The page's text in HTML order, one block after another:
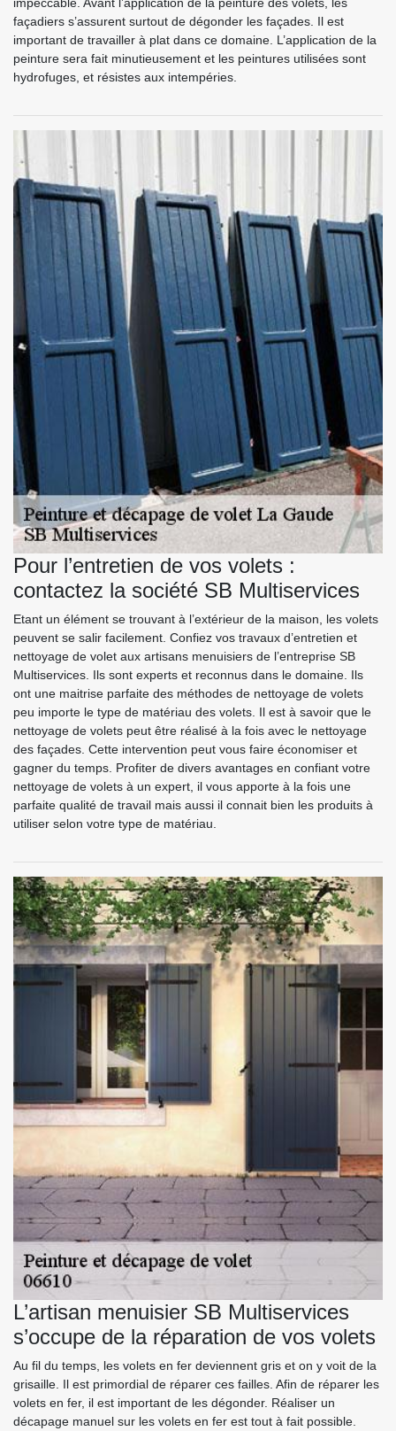
impeccable. Avant l’application de la peinture des volets, les
façadiers s’assurent surtout de dégonder les façades. Il est
important de travailler à plat dans ce domaine. L’application de la
peinture sera fait minutieusement et les peintures utilisées sont
hydrofuges, et résistes aux intempéries.
Pour l’entretien de vos volets :
contactez la société SB Multiservices
Etant un élément se trouvant à l’extérieur de la maison, les volets
peuvent se salir facilement. Confiez vos travaux d’entretien et
nettoyage de volet aux artisans menuisiers de l’entreprise SB
Multiservices. Ils sont experts et reconnus dans le domaine. Ils
ont une maitrise parfaite des méthodes de nettoyage de volets
peu importe le type de matériau des volets. Il est à savoir que le
nettoyage de volets peut être réalisé à la fois avec le nettoyage
des façades. Cette intervention peut vous faire économiser et
gagner du temps. Profiter de divers avantages en confiant votre
nettoyage de volets à un expert, il vous apporte à la fois une
parfaite qualité de travail mais aussi il connait bien les produits à
utiliser selon votre type de matériau.
L’artisan menuisier SB Multiservices
s’occupe de la réparation de vos volets
Au fil du temps, les volets en fer deviennent gris et on y voit de la
grisaille. Il est primordial de réparer ces failles. Afin de réparer les
volets en fer, il est important de les dégonder. Réaliser un
décapage manuel sur les volets en fer est tout à fait possible.